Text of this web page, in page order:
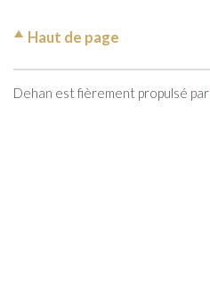
Haut de page
Dehan est fièrement propulsé par